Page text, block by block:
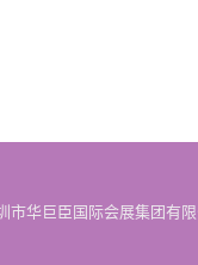
市华巨臣国际会展集团有